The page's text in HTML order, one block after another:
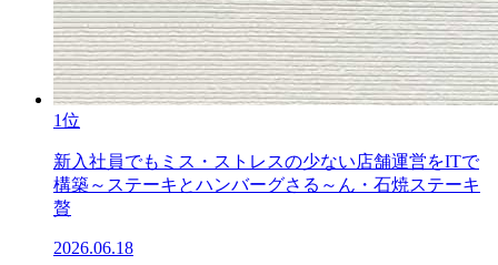
1位
新入社員でもミス・ストレスの少ない店舗運営をITで
構築～ステーキとハンバーグさる～ん・石焼ステーキ
贅
2026.06.18